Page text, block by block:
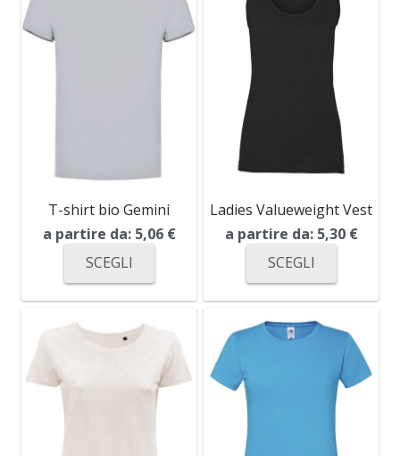
T-shirt bio Gemini
a partire da: 5,06 €
SCEGLI
Ladies Valueweight Vest
a partire da: 5,30 €
SCEGLI